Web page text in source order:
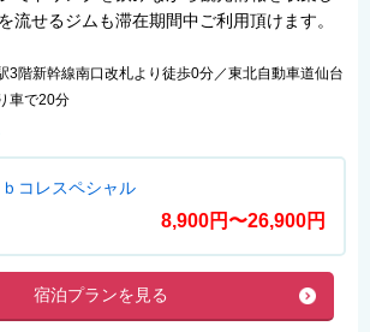
流せるジムも滞在期間中ご利用頂けます。
3階新幹線南口改札より徒歩0分／東北自動車道仙台
車で20分
コレスペシャル
8,900円〜26,900円
宿泊プランを見る